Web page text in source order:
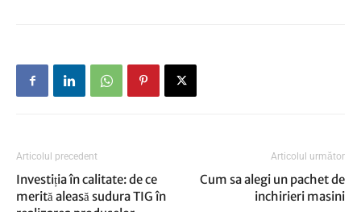
Articolul precedent
Investiția în calitate: de ce
merită aleasă sudura TIG în
Articolul următor
Cum sa alegi un pachet de
inchirieri masini